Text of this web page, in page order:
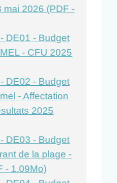
mai 2026 (PDF -
DE01 - Budget
- CFU 2025
DE02 - Budget
- Affectation
2025
DE03 - Budget
de la plage -
- 1.09Mo)